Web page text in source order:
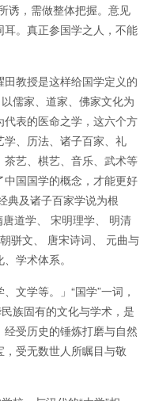
诱，需做整体把握。意见
。真正参国学之人，不能
教授是这样给国学定义的
儒家、道家、佛家文化为
表的医命之学，这六个方
、历法、诸子百家、礼
艺、棋艺、音乐、武术等
国国学的概念，才能更好
典及诸子百家学说为根
道学、 宋明理学、 明清
骈文、 唐宋诗词、 元曲与
学术体系。
文学等。」“国学”一词，
族固有的文化与学术，是
受历史的锤炼打磨与自然
受无数世人所瞩目与敬